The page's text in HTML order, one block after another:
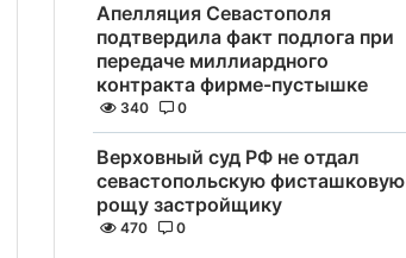
Апелляция Севастополя
подтвердила факт подлога при
передаче миллиардного
контракта фирме-пустышке
340 0
Верховный суд РФ не отдал
севастопольскую фисташковую
рощу застройщику
470 0